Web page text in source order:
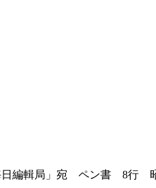
日編輯局」宛 ペン書 8行